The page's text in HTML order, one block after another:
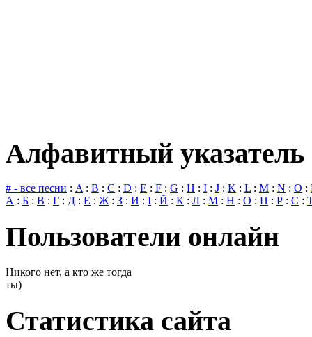
Алфавитный указатель
# - все песни : A: B : C : D : E : F : G : H : I : J : K : L : M : N : O :
А : Б : В : Г : Д : Е : Ж: З : И : І : Й : К : Л : М : Н : О : П : Р : С :
Пользователи онлайн
Никого нет, а кто же тогда
ты)
Статистика сайта